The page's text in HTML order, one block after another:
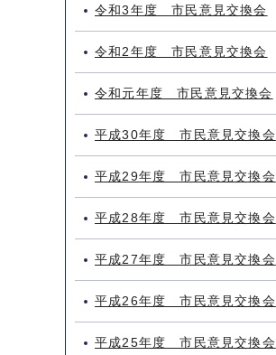
令和3年度 市民意見交換会
令和2年度 市民意見交換会
令和元年度 市民意見交換会
平成30年度 市民意見交換会
平成29年度 市民意見交換会
平成28年度 市民意見交換会
平成27年度 市民意見交換会
平成26年度 市民意見交換会
平成25年度 市民意見交換会